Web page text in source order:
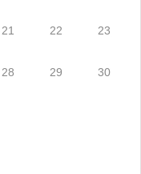
21 22 23
28 29 30